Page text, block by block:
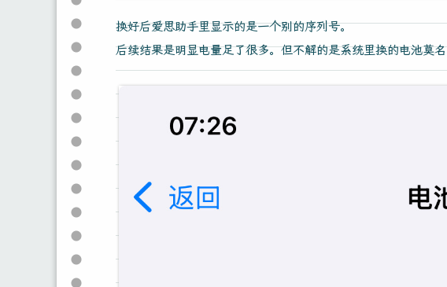
换好后爱思助手里显示的是一个别的序列号。
后续结果是明显电量足了很多。但不解的是系统里换的电池莫